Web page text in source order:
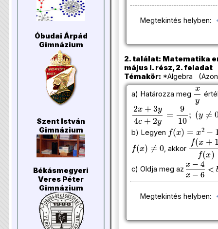
Óbudai Árpád
Gimnázium
Szent István
Gimnázium
Békásmegyeri
Veres Péter
Gimnázium
Megtekintés helyben:
2. találat: Matematika
május I. rész, 2. feladat
Témakör: *Algebra
a) Határozza meg
xy
2x+3 y4 y= 10 ( y
b) Legyen
f(x)= −11
f(x )≠ 0
, akkor
f(x+ 1) f
c) Oldja meg az
Megtekintés helyben: